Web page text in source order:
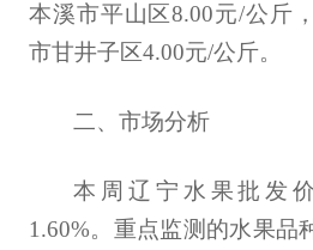
本溪市平山区8.00元/公斤
市甘井子区4.00元/公斤。
二、市场分析
本周辽宁水果批发
1.60%。重点监测的水果品